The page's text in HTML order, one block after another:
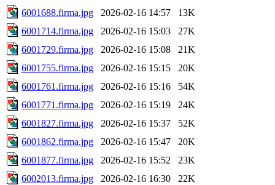
6001688.firma.jpg
2026-02-16 14:57
13K
6001714.firma.jpg
2026-02-16 15:03
27K
6001729.firma.jpg
2026-02-16 15:08
21K
6001755.firma.jpg
2026-02-16 15:15
20K
6001761.firma.jpg
2026-02-16 15:16
54K
6001771.firma.jpg
2026-02-16 15:19
24K
6001827.firma.jpg
2026-02-16 15:37
52K
6001862.firma.jpg
2026-02-16 15:47
20K
6001877.firma.jpg
2026-02-16 15:52
23K
6002013.firma.jpg
2026-02-16 16:30
22K